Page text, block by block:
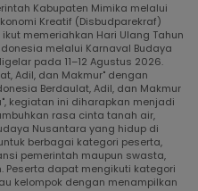
Kabupaten Mimika melalui
Kreatif (Disbudparekraf)
memeriahkan Hari Ulang Tahun
melalui Karnaval Budaya
pada 11–12 Agustus 2026.
Adil, dan Makmur" dengan
Berdaulat, Adil, dan Makmur
kegiatan ini diharapkan menjadi
rasa cinta tanah air,
Nusantara yang hidup di
berbagai kategori peserta,
pemerintah maupun swasta,
Peserta dapat mengikuti kategori
kelompok dengan menampilkan